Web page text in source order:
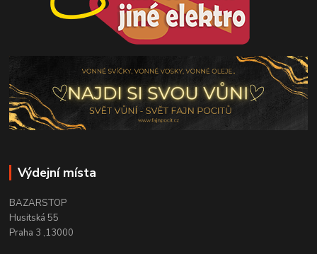
Výdejní místa
BAZARSTOP
Husitská 55
Praha 3 ,13000